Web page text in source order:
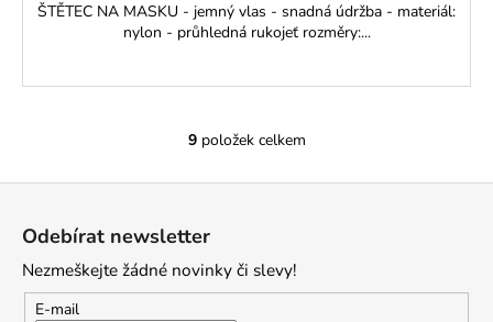
ŠTĚTEC NA MASKU - jemný vlas - snadná údržba - materiál:
nylon - průhledná rukojeť rozměry:...
O
v
a
c
9položek celkem
Odebírat newsletter
Nezmeškejte žádné novinky či slevy!
E-mail